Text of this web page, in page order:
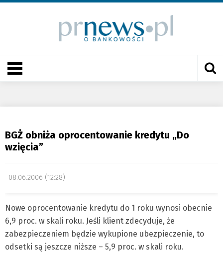
BGŻ obniża oprocentowanie kredytu „Do
wzięcia”
08.06.2006 (12:28)
Nowe oprocentowanie kredytu do 1 roku wynosi obecnie
6,9 proc. w skali roku. Jeśli klient zdecyduje, że
zabezpieczeniem będzie wykupione ubezpieczenie, to
odsetki są jeszcze niższe – 5,9 proc. w skali roku.